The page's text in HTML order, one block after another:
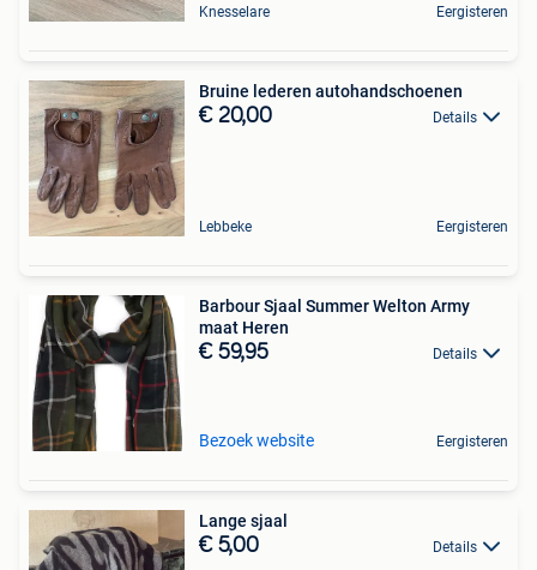
Knesselare Eergisteren
Bruine lederen autohandschoenen
€ 20,00 Details
Lebbeke Eergisteren
Barbour Sjaal Summer Welton Army
maat Heren
€ 59,95 Details
Bezoek website Eergisteren
Lange sjaal
€ 5,00 Details